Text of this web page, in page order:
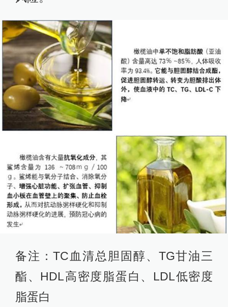
备注：TC血清总胆固醇、TG甘油三
酯、HDL高密度脂蛋白、LDL低密度
脂蛋白